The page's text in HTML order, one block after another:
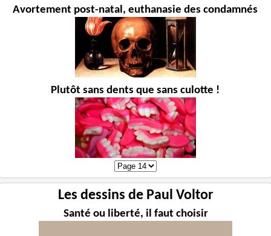
Avortement post-natal, euthanasie des condamnés
Plutôt sans dents que sans culotte !
Les dessins de Paul Voltor
Santé ou liberté, il faut choisir